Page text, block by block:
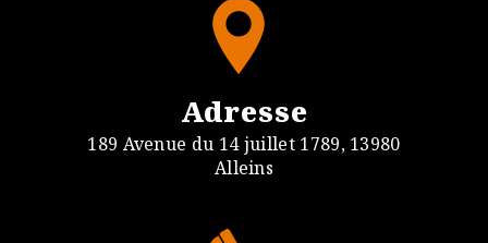
Adresse
189 Avenue du 14 juillet 1789, 13980
Alleins